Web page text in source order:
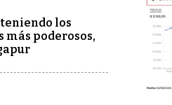
los
más poderosos,